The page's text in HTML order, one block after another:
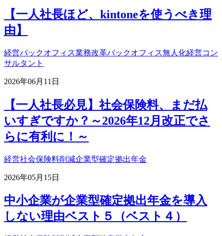
【一人社長ほど、kintoneを使うべき理
由】
経営バックオフィス業務改革バックオフィス無人化経営コン
サルタント
2026年06月11日
【一人社長必見】社会保険料、まだ払
いすぎですか？～2026年12月改正でさ
らに有利に！～
経営社会保険料削減企業型確定拠出年金
2026年05月15日
中小企業が企業型確定拠出年金を導入
しない理由ベスト５（ベスト４）